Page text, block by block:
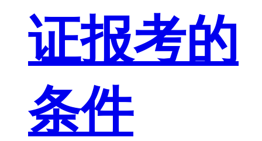
证报考的
条件